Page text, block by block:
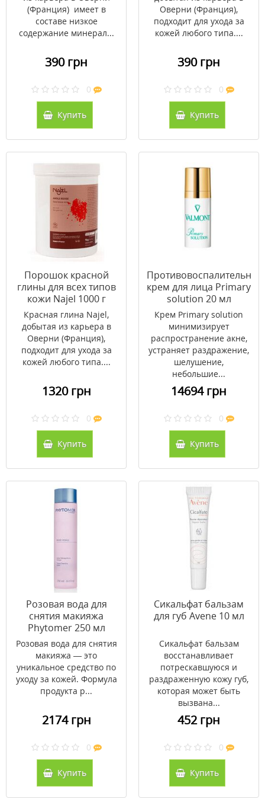
(Франция) имеет в
составе низкое
содержание минерал...
390 грн
0
Купить
Оверни (Франция),
подходит для ухода за
кожей любого типа....
390 грн
0
Купить
Порошок красной
глины для всех типов
кожи Najel 1000 г
Красная глина Najel,
добытая из карьера в
Оверни (Франция),
подходит для ухода за
кожей любого типа....
1320 грн
0
Купить
Противовоспалительный
крем для лица Primary
solution 20 мл
Крем Primary solution
минимизирует
распространение акне,
устраняет раздражение,
шелушение,
небольшие...
14694 грн
0
Купить
Розовая вода для
снятия макияжа
Phytomer 250 мл
Розовая вода для снятия
макияжа — это
уникальное средство по
уходу за кожей. Формула
продукта р...
2174 грн
0
Купить
Сикальфат бальзам
для губ Avene 10 мл
Сикальфат бальзам
восстанавливает
потрескавшуюся и
раздраженную кожу губ,
которая может быть
вызвана...
452 грн
0
Купить